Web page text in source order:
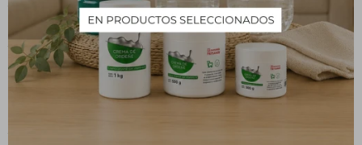
formaldehido), para la elaboración de anticongelantes, para la
obtención de MTBE (metil-terbutil éter) que interviene en la
formulación de combustibles para motores de combustión
interna, como solvente de uso general, como desnaturalizante